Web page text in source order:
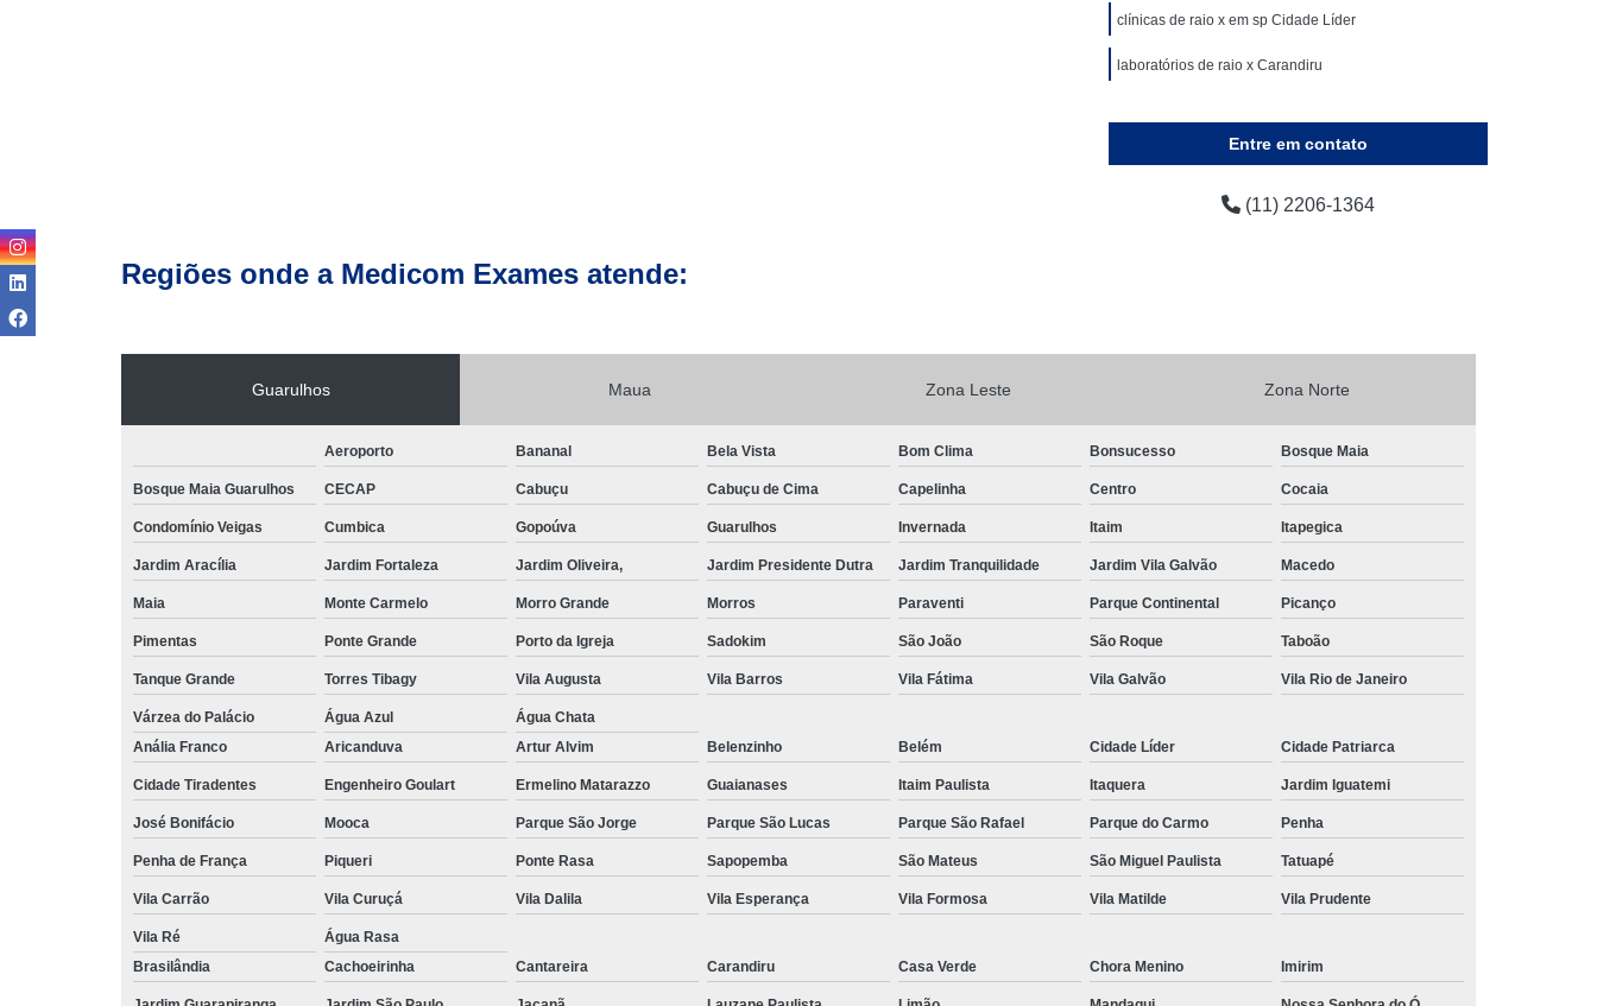
Clínicas para Exame de Tomografia das Vias Urinárias
Clínicas para Exame de Tomografia do Crânio
Exame a Preço Popular
Exame de Radiografia a Preço Popular
Exame de Imagem de Ressonância Magnética
Exame de Imagem de Ressonância Magnética da Coluna Cervical
Exame de Imagem de Ressonância Magnética de Crânio
Exame de Imagem de Ressonância Magnética de Pelve
Exame de Imagem de Tomografia de Articulações
Exame de Imagem de Tomografia do Abdome Total
Exame de Imagem de Tomografia do Tórax
Exame de Imagem Tomografia do Crânio
Exame de Imagem Tomografia Pélvica
Ressonância Magnética Abdominal e Pélvica
Ressonância Magnética Cardíaca
Ressonância Magnética Cerebral
Ressonância Magnética da Prostata
Ressonância Magnética de Abdome Superior
Ressonância Magnética de Campo Aberto
Ressonância Magnética do Coração
Ressonância Magnética do Crânio
Ressonância Magnética do Joelho Direito
Ressonância Magnética do Quadril Esquerdo
Ressonância Magnética Intervencionista
Ressonância Magnética na Coluna
clínicas de raio x em sp Cidade Líder
laboratórios de raio x Carandiru
Entre em contato
(11) 2206-1364
Regiões onde a Medicom Exames atende:
Guarulhos Maua Zona Leste Zona Norte
Aeroporto Bananal Bela Vista Bom Clima Bonsucesso Bosque Maia
Bosque Maia Guarulhos CECAP Cabuçu Cabuçu de Cima Capelinha Centro Cocaia
Condomínio Veigas Cumbica Gopoúva Guarulhos Invernada Itaim Itapegica
Jardim Aracília Jardim Fortaleza Jardim Oliveira, Jardim Presidente Dutra Jardim Tranquilidade Jardim Vila Galvão Macedo
Maia Monte Carmelo Morro Grande Morros Paraventi Parque Continental Picanço
Pimentas Ponte Grande Porto da Igreja Sadokim São João São Roque Taboão
Tanque Grande Torres Tibagy Vila Augusta Vila Barros Vila Fátima Vila Galvão Vila Rio de Janeiro
Várzea do Palácio Água Azul
Água Chata
Anália Franco
Aricanduva Artur Alvim Belenzinho Belém Cidade Líder Cidade Patriarca
Cidade Tiradentes Engenheiro Goulart Ermelino Matarazzo Guaianases Itaim Paulista Itaquera Jardim Iguatemi
José Bonifácio Mooca Parque São Jorge Parque São Lucas Parque São Rafael Parque do Carmo Penha
Penha de França Piqueri Ponte Rasa Sapopemba São Mateus São Miguel Paulista Tatuapé
Vila Carrão Vila Curuçá Vila Dalila Vila Esperança Vila Formosa Vila Matilde Vila Prudente
Vila Ré
Água Rasa
Brasilândia
Cachoeirinha Cantareira Carandiru Casa Verde Chora Menino Imirim